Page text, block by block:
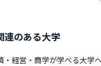
連のある大学
・経営・商学が学べる大学